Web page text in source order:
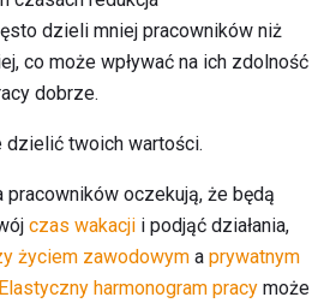
dzieli mniej pracowników niż
co może wpływać na ich zdolność
dobrze.
dzielić twoich wartości.
pracowników oczekują, że będą
czas wakacji i podjąć działania,
życiem zawodowym a prywatnym
Elastyczny harmonogram pracy może